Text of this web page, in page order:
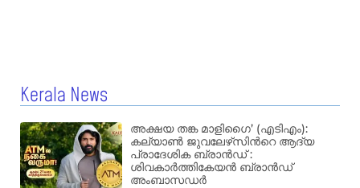
Kerala News
അക്ഷയ തങ്ക മാളിഗൈ’ (എടിഎം):
കല്യാണ്‍ ജുവലേഴ്‌സിന്‍റെ ആദ്യ
പ്രാദേശിക ബ്രാന്‍ഡ് :
ശിവകാര്‍ത്തികേയന്‍ ബ്രാന്‍ഡ്
അംബാസഡര്‍